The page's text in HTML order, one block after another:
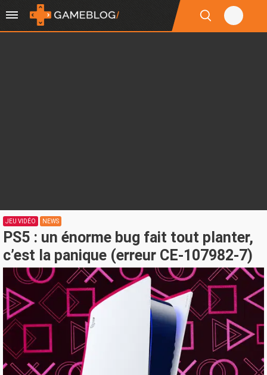
JEU VIDÉO NEWS
PS5 : un énorme bug fait tout planter,
c’est la panique (erreur CE-107982-7)